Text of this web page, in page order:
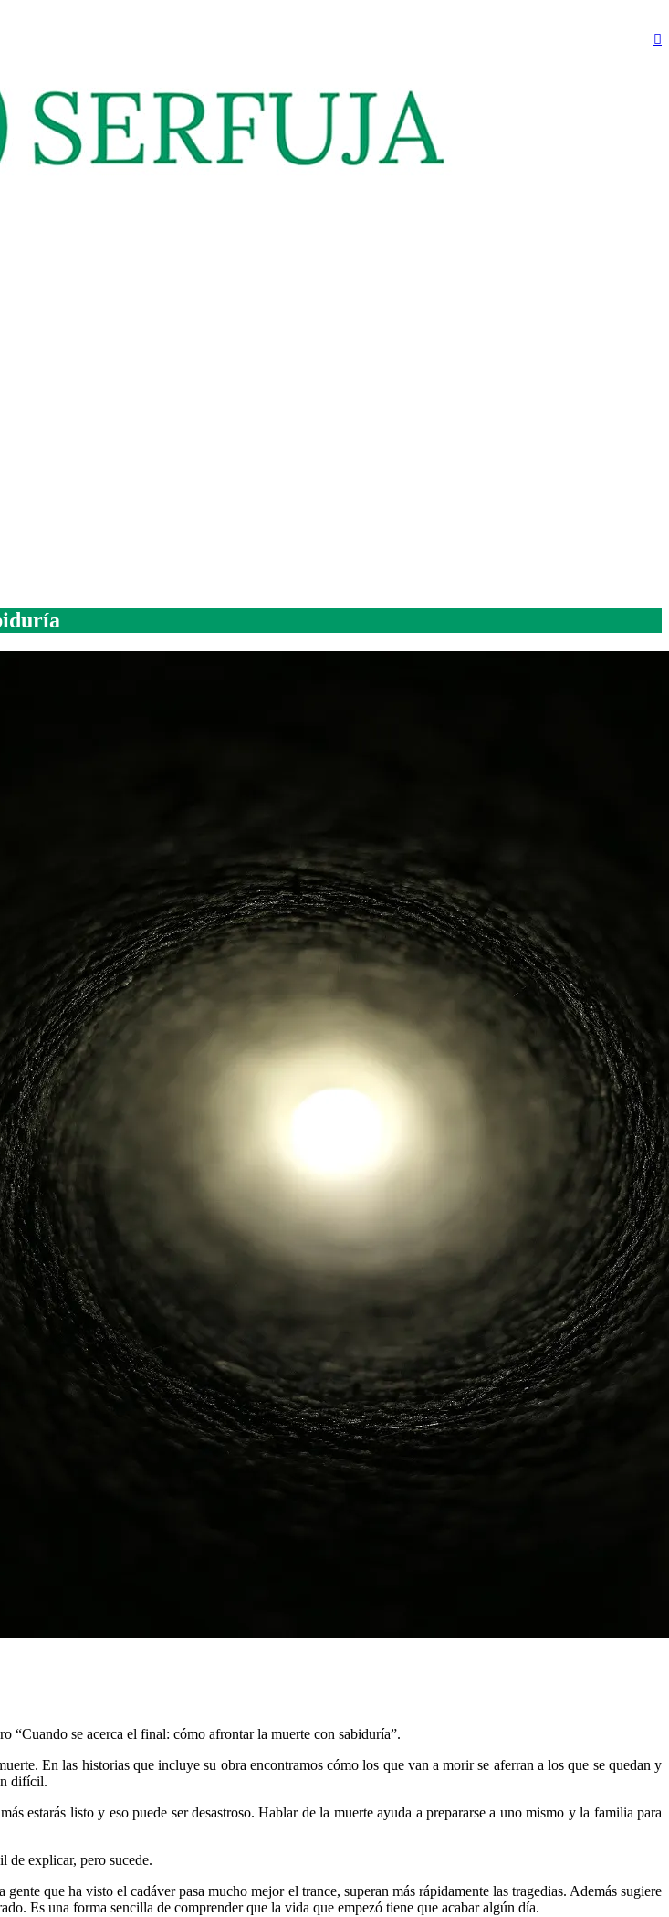
“Cuando se acerca el final: cómo afrontar la muerte con sabiduría”.
En las historias que incluye su obra encontramos cómo los que van a morir se aferran a los que se quedan y
difícil.
estarás listo y eso puede ser desastroso. Hablar de la muerte ayuda a prepararse a uno mismo y la familia para
de explicar, pero sucede.
que ha visto el cadáver pasa mucho mejor el trance, superan más rápidamente las tragedias. Además sugiere
Es una forma sencilla de comprender que la vida que empezó tiene que acabar algún día.